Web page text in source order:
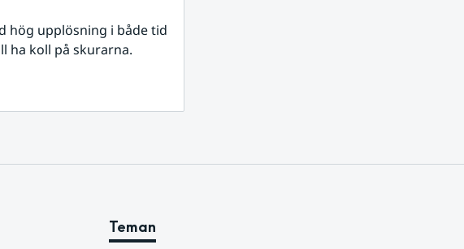
hög upplösning i både tid
ha koll på skurarna.
Teman